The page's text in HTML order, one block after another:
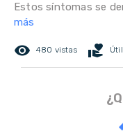
Estos síntomas se
más
remove_red_eye 480 vistas volunteer_activism